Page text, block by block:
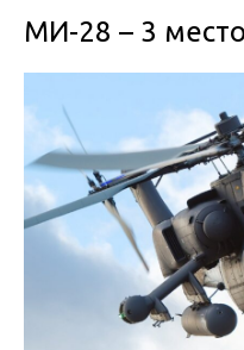
МИ-28 – 3 место